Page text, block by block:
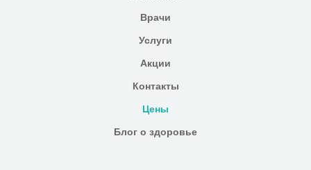
Врачи
Услуги
Акции
Контакты
Цены
Блог о здоровье